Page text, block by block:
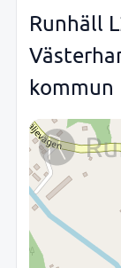
Runhäll
kommun